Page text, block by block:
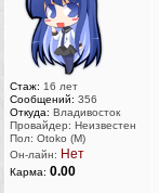
Стаж: 16 лет
Сообщений: 356
Откуда: Владивосток
Провайдер: Неизвестен
Пол: Otoko (M)
Он-лайн: Нет
Карма: 0.00